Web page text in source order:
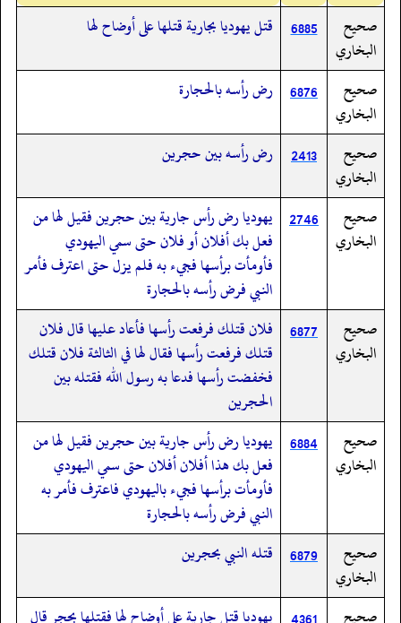
صحيح
البخاري
6885 قتل يهوديا بجارية قتلها على أوضاح لها
صحيح
البخاري
6876 رض رأسه بالحجارة
صحيح
البخاري
2413 رض رأسه بين حجرين
صحيح
البخاري
2746 يهوديا رض رأس جارية بين حجرين فقيل لها من
فعل بك أفلان أو فلان حتى سمي اليهودي
فأومأت برأسها فجيء به فلم يزل حتى اعترف فأمر
النبي فرض رأسه بالحجارة
صحيح
البخاري
6877
فلان قتلك فرفعت رأسها فأعاد عليها قال فلان
قتلك فرفعت رأسها فقال لها في الثالثة فلان قتلك
فخفضت رأسها فدعا به رسول الله فقتله بين
الحجرين
صحيح
البخاري
6884
يهوديا رض رأس جارية بين حجرين فقيل لها من
فعل بك هذا أفلان أفلان حتى سمي اليهودي
فأومأت برأسها فجيء باليهودي فاعترف فأمر به
النبي فرض رأسه بالحجارة
صحيح
البخاري
6879 قتله النبي بحجرين
صحيح يهوديا قتل جارية على أوضاح لها فقتلها بحجر قال